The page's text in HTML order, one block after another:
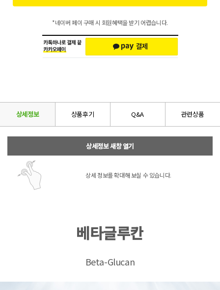
*네이버 페이 구매 시 회원혜택을 받기 어렵습니다.
상세정보 상품후기 Q&A 관련상품
상세정보 새창 열기
상세 정보를 확대해 보실 수 있습니다.
베타글루칸
Beta-Glucan